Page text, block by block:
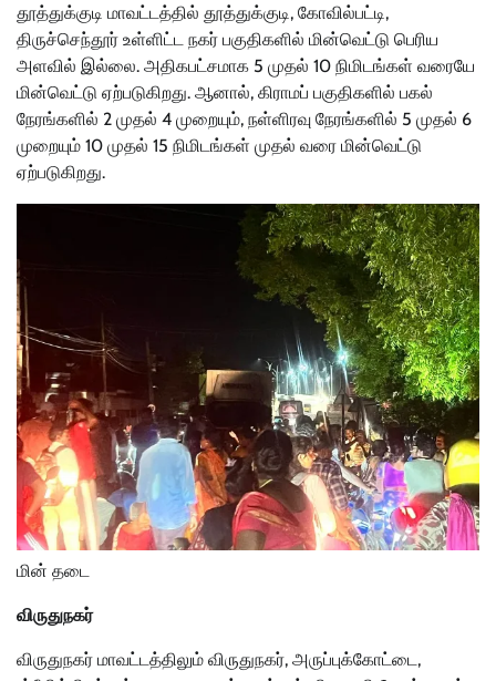
தூத்துக்குடி மாவட்டத்தில் தூத்துக்குடி, கோவில்பட்டி,
திருச்செந்தூர் உள்ளிட்ட நகர் பகுதிகளில் மின்வெட்டு பெரிய
அளவில் இல்லை. அதிகபட்சமாக 5 முதல் 10 நிமிடங்கள் வரையே
மின்வெட்டு ஏற்படுகிறது. ஆனால், கிராமப் பகுதிகளில் பகல்
நேரங்களில் 2 முதல் 4 முறையும், நள்ளிரவு நேரங்களில் 5 முதல் 6
முறையும் 10 முதல் 15 நிமிடங்கள் முதல் வரை மின்வெட்டு
ஏற்படுகிறது.
மின் தடை
விருதுநகர்
விருதுநகர் மாவட்டத்திலும் விருதுநகர், அருப்புக்கோட்டை,